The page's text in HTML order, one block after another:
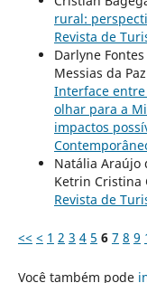
rural:
Revista de
Darlyne
Messias da
Interface entre
olhar para a
impactos
Natália Araújo
Ketrin Cristina
Revista de
<< < 1 2 3 4 5 6 7 8 9
Você também pode